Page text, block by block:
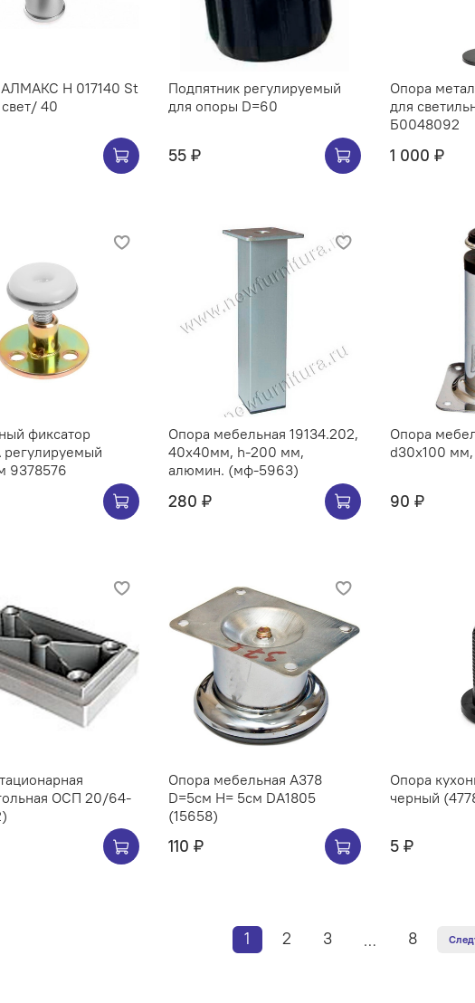
H 017140 St
40
Подпятник регулируемый
для опоры D=60
55 ₽
Опора
для
Б0048092
1 000 ₽
фиксатор
9378576
Опора мебельная 19134.202,
40х40мм, h-200 мм,
алюмин. (мф-5963)
280 ₽
Опора
d30x100
90 ₽
ОСП 20/64-
Опора мебельная A378
D=5см H= 5см DA1805
(15658)
110 ₽
Опора
черный
5 ₽
1 2 3 … 8